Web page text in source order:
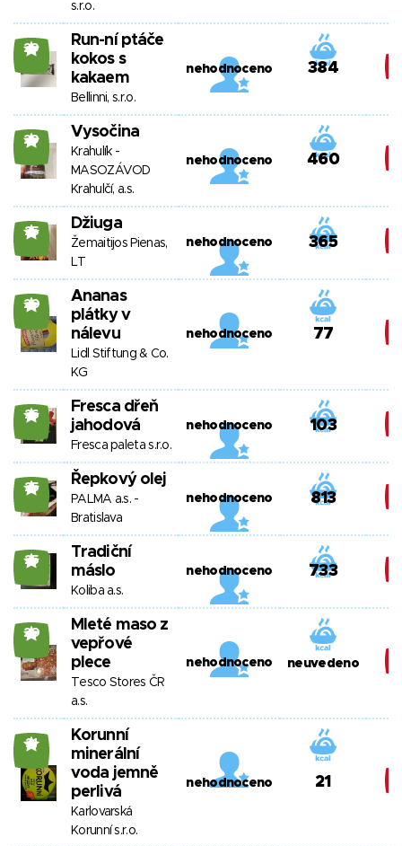
s.r.o.
29
Run-ní ptáče
kokos s
kakaem
Bellinni, s.r.o.
nehodnoceno 384
29 Vysočina
Krahulík -
MASOZÁVOD
Krahulčí, a.s.
nehodnoceno 460
25 Džiuga
Žemaitijos Pienas,
LT
nehodnoceno 365
20
Ananas
plátky v
nálevu
Lidl Stiftung & Co.
KG
nehodnoceno 77
26
Fresca dřeň
jahodová
Fresca paleta s.r.o.
nehodnoceno 103
25 Řepkový olej
PALMA a.s. -
Bratislava
nehodnoceno 813
25
Tradiční
máslo
Koliba a.s.
nehodnoceno 733
20
Mleté maso z
vepřové
plece
Tesco Stores ČR
a.s.
nehodnoceno neuvedeno
21
Korunní
minerální
voda jemně
perlivá
Karlovarská
Korunní s.r.o.
nehodnoceno 21